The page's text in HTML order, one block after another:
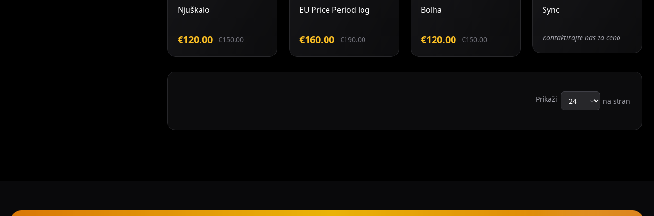
Njuškalo
€120.00 €150.00
EU Price Period log
€160.00 €190.00
Bolha
€120.00 €150.00
Sync
Kontaktirajte nas za ceno
Prikaži na stran